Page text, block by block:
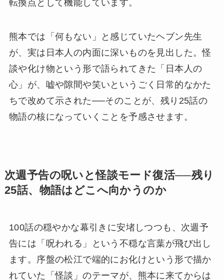
転換点として機能しています。
熊本では「何もない」と感じていたヘブン先生
が、実は日本人の内面に深いものを見出した。怪
談や化け物という形で語られてきた「日本人の
心」が、嘘や隙間や笑いというごく日常的なかた
ちで改めて示された──そのことが、残り25話の
物語の核になっていくことを予感させます。
次週予告の呪いと怪談モード復活──残り
25話、物語はどこへ向かうのか
100話の穏やかな幕引きに安堵しつつも、次週予
告には「呪われる」という不穏な言葉が飛び出し
ます。序盤の松江で端的にお化けという形で描か
れていた「怪談」のテーマが、熊本に来てからは